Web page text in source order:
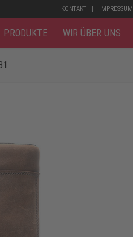
KONTAKT IMPRESSUM
PRODUKTE WIR ÜBER UNS